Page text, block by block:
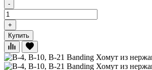
-
+
Купить